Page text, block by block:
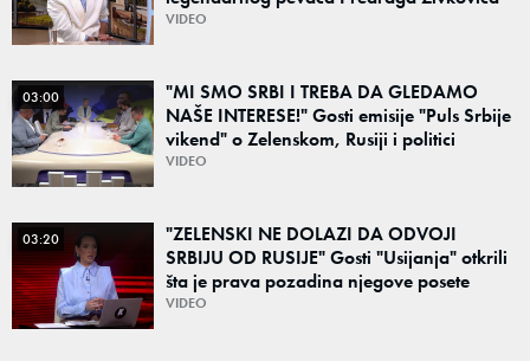
Tozovca: "Isključenje iz testamenta je
VIDEO
03:00
"MI SMO SRBI I TREBA DA GLEDAMO
NAŠE INTERESE!" Gosti emisije "Puls Srbije
vikend" o Zelenskom, Rusiji i politici
Beograda: "Srbija sedi na svojoj stolici"
VIDEO
03:20
"ZELENSKI NE DOLAZI DA ODVOJI
SRBIJU OD RUSIJE" Gosti "Usijanja" otkrili
šta je prava pozadina njegove posete
Beogradu
VIDEO